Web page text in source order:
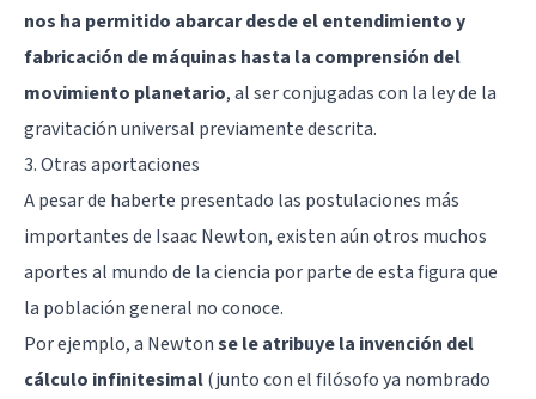
nos ha permitido abarcar desde el entendimiento y
fabricación de máquinas hasta la comprensión del
movimiento planetario, al ser conjugadas con la ley de la
gravitación universal previamente descrita.
3. Otras aportaciones
A pesar de haberte presentado las postulaciones más
importantes de Isaac Newton, existen aún otros muchos
aportes al mundo de la ciencia por parte de esta figura que
la población general no conoce.
Por ejemplo, a Newtonse le atribuye la invención del
cálculo infinitesimal(junto con el filósofo ya nombrado